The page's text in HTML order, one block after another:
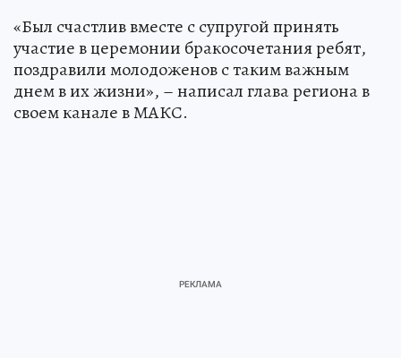
«Был счастлив вместе с супругой принять
участие в церемонии бракосочетания ребят,
поздравили молодоженов с таким важным
днем в их жизни», – написал глава региона в
своем канале в МАКС.